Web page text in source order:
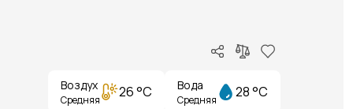
Воздух
Средняя 26 °C Вода
Средняя 28 °C